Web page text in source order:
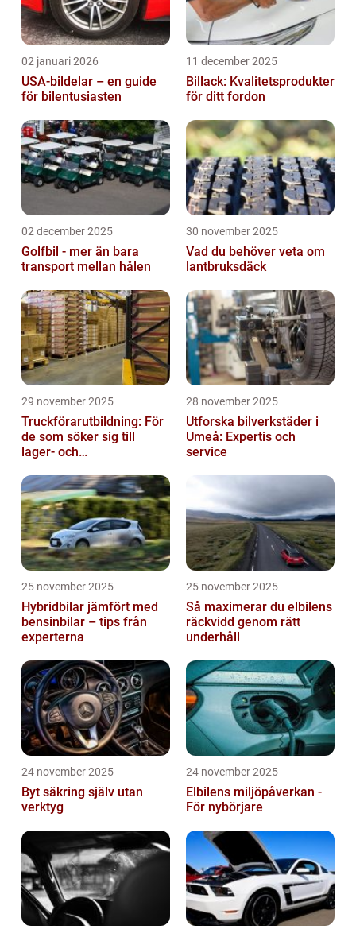
02 januari 2026
USA-bildelar – en guide
för bilentusiasten
11 december 2025
Billack: Kvalitetsprodukter
för ditt fordon
02 december 2025
Golfbil - mer än bara
transport mellan hålen
30 november 2025
Vad du behöver veta om
lantbruksdäck
29 november 2025
Truckförarutbildning: För
de som söker sig till
lager- och
28 november 2025
Utforska bilverkstäder i
Umeå: Expertis och
service
25 november 2025
Hybridbilar jämfört med
bensinbilar – tips från
experterna
25 november 2025
Så maximerar du elbilens
räckvidd genom rätt
underhåll
24 november 2025
Byt säkring själv utan
verktyg
24 november 2025
Elbilens miljöpåverkan -
För nybörjare